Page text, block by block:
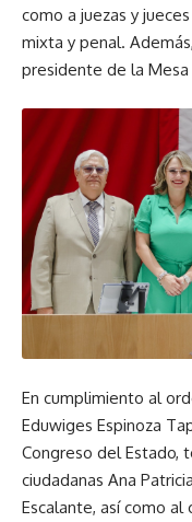
como a juezas y
mixta y penal.
presidente de la
En cumplimiento al
Eduwiges Espinoza
Congreso del Estado,
ciudadanas Ana
Escalante, así como al